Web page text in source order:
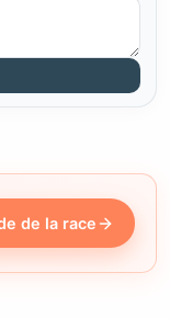
de la race